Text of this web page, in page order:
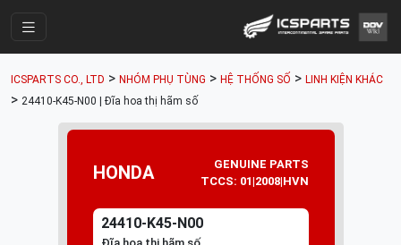
Cửa Hàng
Parts Catalogue
Mã Phụ Tùng
Tài khoản
ICSPARTS CO., LTD > NHÓM PHỤ TÙNG > HỆ THỐNG SỐ > LINH KIỆN KHÁC
> 24410-K45-N00 | Đĩa hoa thị hãm số
HONDA
GENUINE PARTS
TCCS: 01|2008|HVN
24410-K45-N00